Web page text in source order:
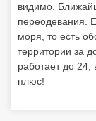
видимо.
переодевания.
моря, то есть
территории за
работает до 24,
плюс!